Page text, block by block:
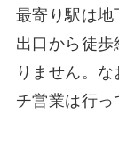
最寄り駅は地
出口から徒
りません。
チ営業は行っ